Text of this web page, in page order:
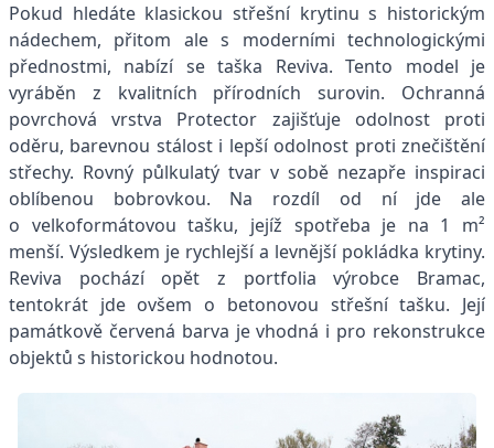
Pokud hledáte klasickou střešní krytinu s historickým
nádechem, přitom ale s moderními technologickými
přednostmi, nabízí se taška Reviva. Tento model je
vyráběn z kvalitních přírodních surovin. Ochranná
povrchová vrstva Protector zajišťuje odolnost proti
oděru, barevnou stálost i lepší odolnost proti znečištění
střechy. Rovný půlkulatý tvar v sobě nezapře inspiraci
oblíbenou bobrovkou. Na rozdíl od ní jde ale
o velkoformátovou tašku, jejíž spotřeba je na 1 m²
menší. Výsledkem je rychlejší a levnější pokládka krytiny.
Reviva pochází opět z portfolia výrobce Bramac,
tentokrát jde ovšem o betonovou střešní tašku. Její
památkově červená barva je vhodná i pro rekonstrukce
objektů s historickou hodnotou.